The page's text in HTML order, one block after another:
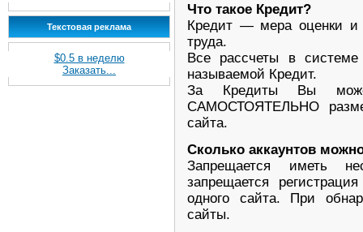
Текстовая реклама
$0.5 в неделю
Заказать...
Что такое Кредит?
Кредит — мера оценки и
труда.
Все рассчеты в системе
называемой Кредит.
За Кредиты Вы
САМОСТОЯТЕЛЬНО
сайта.
Сколько аккаунтов
Запрещается иметь
запрещается
одного сайта. При
сайты.